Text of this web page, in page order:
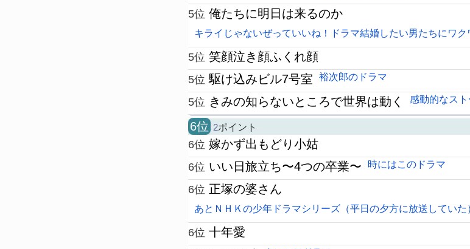
5位 俺たちに明日は来るのか
キライじゃないぜっていいね！ドラマ結婚したい男たちにワク
5位 笑顔泣き顔ふくれ顔
5位 駆け込みビル7号室 裕次郎のドラマ
5位 きみの知らないところで世界は動く 感動的なスト
6位 2ポイント
6位 嫁かず出もどり小姑
6位 いい日旅立ち〜4つの卒業〜 時にはこのドラマ
6位 正塚の婆さん
あとＮＨＫの少年ドラマシリーズ（平日の夕方に放送してい
6位 十年愛